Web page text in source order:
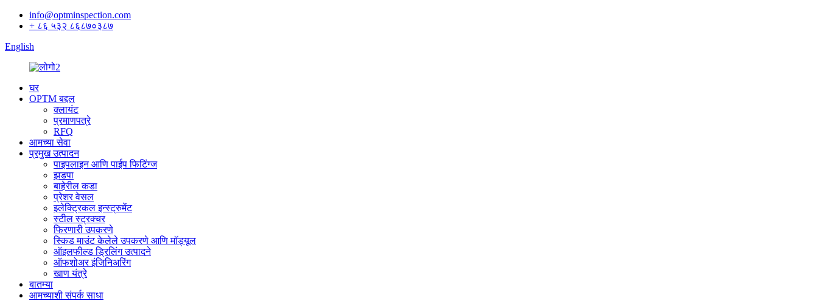
info@optminspection.com
+ ८६ ५३२ ८६८७०३८७
English
घर
OPTM बद्दल
क्लायंट
प्रमाणपत्रे
RFQ
आमच्या सेवा
प्रमुख उत्पादन
पाइपलाइन आणि पाईप फिटिंग्ज
झडपा
बाहेरील कडा
प्रेशर वेसल
इलेक्ट्रिकल इन्स्ट्रुमेंट
स्टील स्ट्रक्चर
फिरणारी उपकरणे
स्किड माउंट केलेले उपकरणे आणि मॉड्यूल
ऑइलफील्ड ड्रिलिंग उत्पादने
ऑफशोअर इंजिनिअरिंग
खाण यंत्रे
बातम्या
आमच्याशी संपर्क साधा